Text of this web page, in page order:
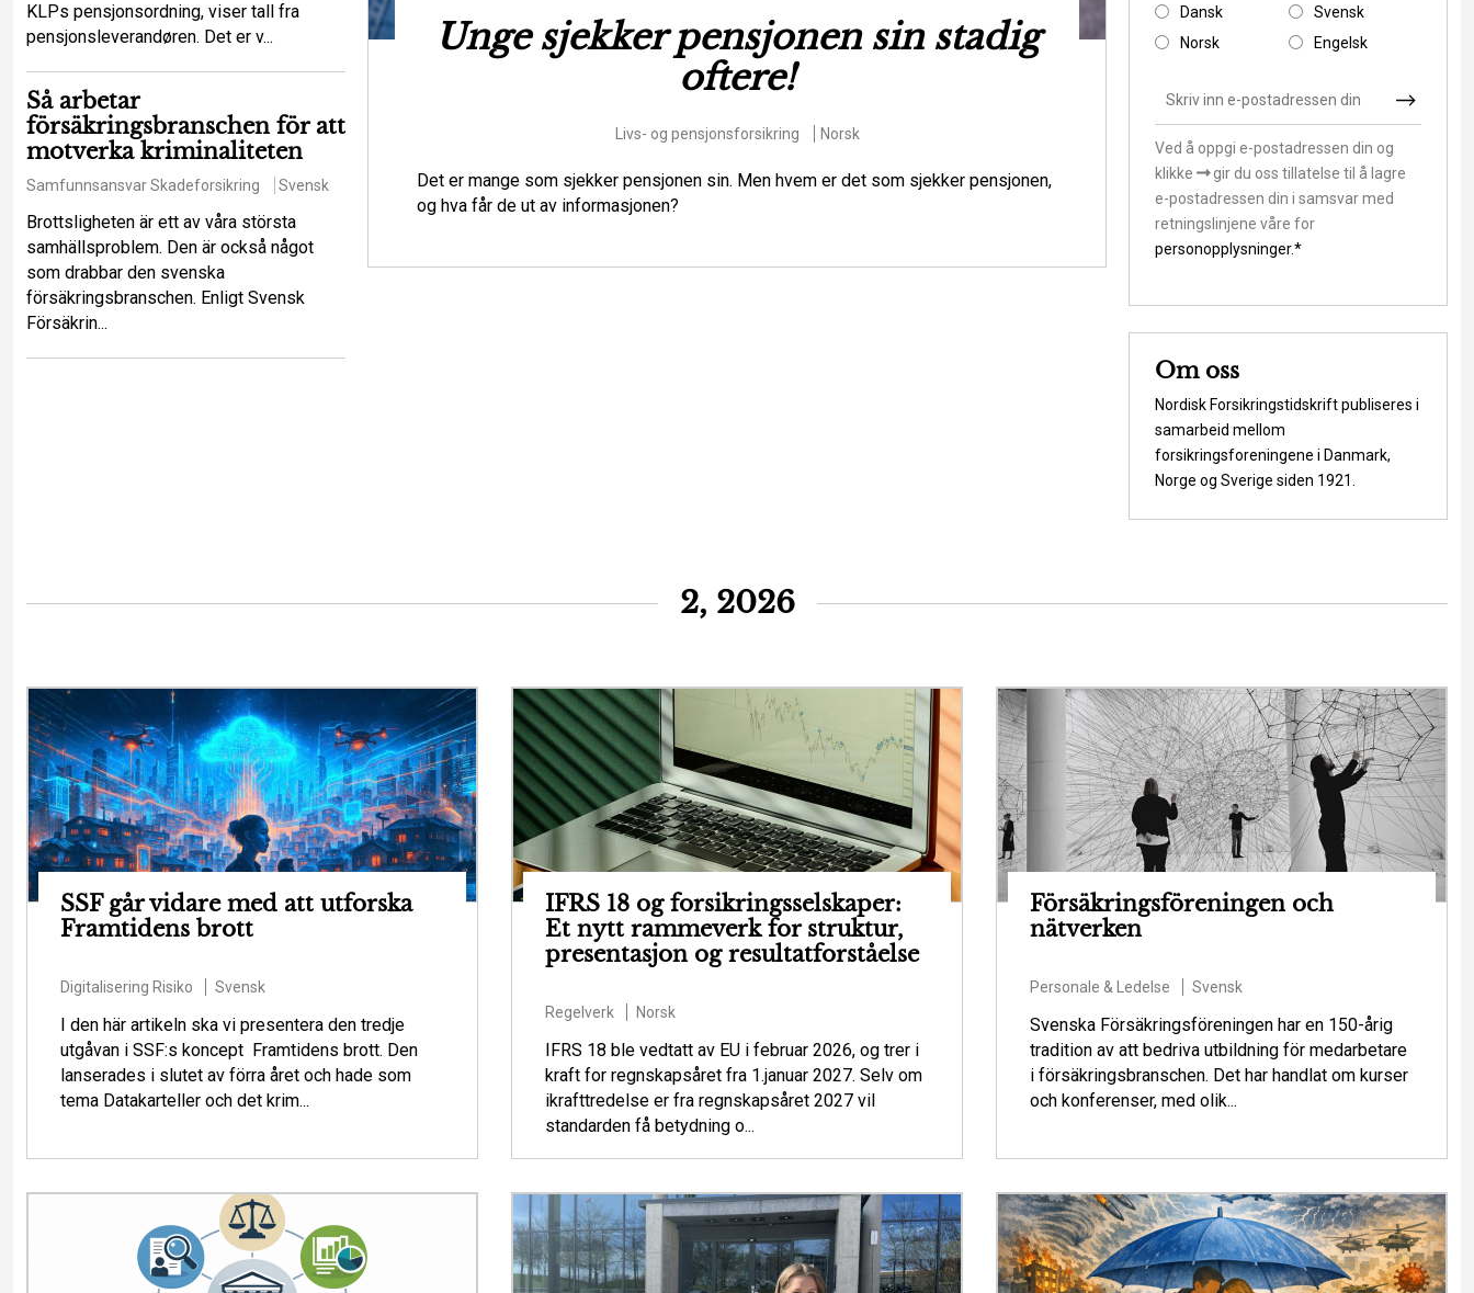
KLPs pensjonsordning, viser tall fra
pensjonsleverandøren. Det er v...
Så arbetar
försäkringsbranschen för att
motverka kriminaliteten
SamfunnsansvarSkadeforsikring Svensk
Brottsligheten är ett av våra största
samhällsproblem. Den är också något
som drabbar den svenska
försäkringsbranschen. Enligt Svensk
Försäkrin...
hot mot de
principerna?
Regelverk Svensk
ett större antal försäkringstagare ska
Unge sjekker pensjonen sin stadig
oftere!
Livs- og pensjonsforsikring Norsk
Det er mange som sjekker pensjonen sin. Men hvem er det som sjekker pensjonen,
og hva får de ut av informasjonen?
Ny rapport
Miljøspørsmål
Skal vi som samfund lade stå til, mens
andre værdier i klimasårbare områder?
Dansk
Svensk
Norsk
Engelsk
Ved å oppgi e-postadressen din og
klikke
gir du oss tillatelse til å lagre
e-postadressen din i samsvar med
retningslinjene våre for
personopplysninger.*
Om oss
Nordisk Forsikringstidskrift publiseres i
samarbeid mellom
forsikringsforeningene i Danmark,
Norge og Sverige siden 1921.
2, 2026
SSF går vidare med att utforska
Framtidens brott
Digitalisering Risiko Svensk
I den här artikeln ska vi presentera den tredje
utgåvan i SSF:s koncept Framtidens brott. Den
lanserades i slutet av förra året och hade som
tema Datakarteller och det krim...
IFRS 18 og forsikringsselskaper:
Et nytt rammeverk for struktur,
presentasjon og resultatforståelse
Regelverk Norsk
IFRS 18 ble vedtatt av EU i februar 2026, og trer i
kraft for regnskapsåret fra 1.januar 2027. Selv om
ikrafttredelse er fra regnskapsåret 2027 vil
standarden få betydning o...
Försäkringsföreningen och
nätverken
Personale & Ledelse Svensk
Svenska Försäkringsföreningen har en 150-årig
tradition av att bedriva utbildning för medarbetare
i försäkringsbranschen. Det har handlat om kurser
och konferenser, med olik...